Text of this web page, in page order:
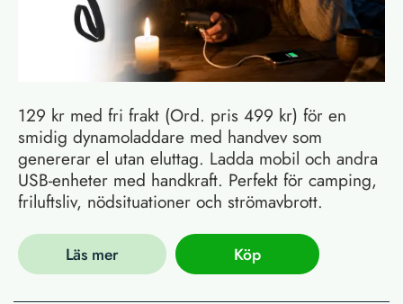
129 kr med fri frakt (Ord. pris 499 kr) för en
smidig dynamoladdare med handvev som
genererar el utan eluttag. Ladda mobil och andra
USB-enheter med handkraft. Perfekt för camping,
friluftsliv, nödsituationer och strömavbrott.
Läs mer Köp